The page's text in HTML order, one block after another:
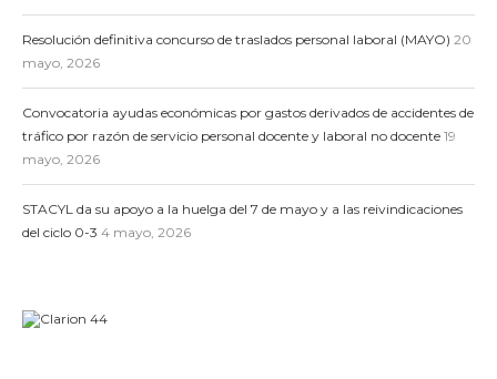
Resolución definitiva concurso de traslados personal laboral (MAYO) 20
mayo, 2026
Convocatoria ayudas económicas por gastos derivados de accidentes de
tráfico por razón de servicio personal docente y laboral no docente 19
mayo, 2026
STACYL da su apoyo a la huelga del 7 de mayo y a las reivindicaciones
del ciclo 0-3 4 mayo, 2026